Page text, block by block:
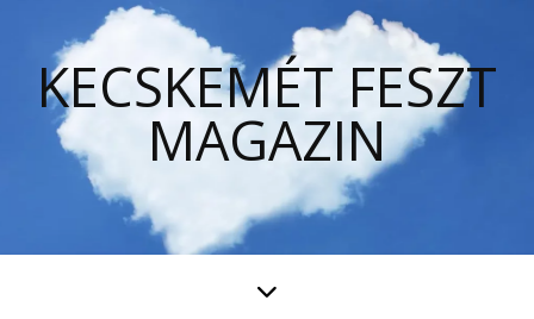
KECSKEMÉT FESZT
MAGAZIN